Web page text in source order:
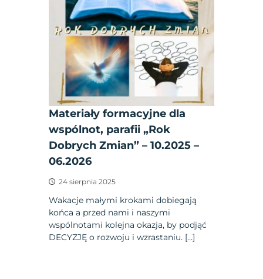
Materiały formacyjne dla
wspólnot, parafii „Rok
Dobrych Zmian” – 10.2025 –
06.2026
24 sierpnia 2025
Wakacje małymi krokami dobiegają
końca a przed nami i naszymi
wspólnotami kolejna okazja, by podjąć
DECYZJĘ o rozwoju i wzrastaniu. […]